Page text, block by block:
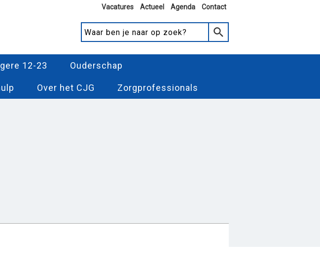
Vacatures Actueel Agenda Contact
12-23 Ouderschap
Over het CJG Zorgprofessionals